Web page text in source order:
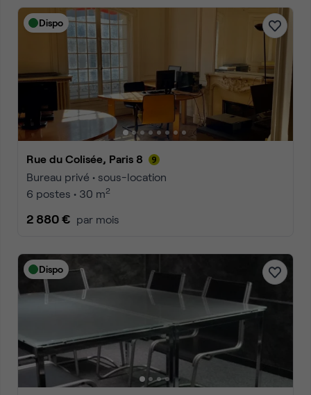
Dispo
Rue du Colisée, Paris 8
Bureau privé • sous-location
6 postes • 30 m2
2 880 € par mois
Dispo